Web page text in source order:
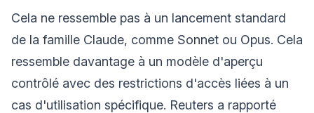
Cela ne ressemble pas à un lancement standard
de la famille Claude, comme Sonnet ou Opus. Cela
ressemble davantage à un modèle d'aperçu
contrôlé avec des restrictions d'accès liées à un
cas d'utilisation spécifique. Reuters a rapporté